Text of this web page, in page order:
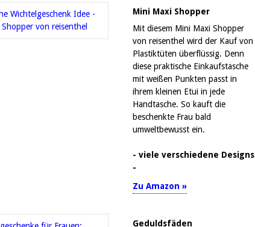
Mini Maxi Shopper
Mit diesem Mini Maxi Shopper
von reisenthel wird der Kauf von
Plastiktüten überflüssig. Denn
diese praktische Einkaufstasche
mit weißen Punkten passt in
ihrem kleinen Etui in jede
Handtasche. So kauft die
beschenkte Frau bald
umweltbewusst ein.
- viele verschiedene Designs
-
Zu Amazon »
Geduldsfäden